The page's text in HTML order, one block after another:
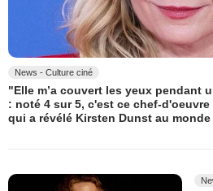
News - Culture ciné
"Elle m’a couvert les yeux pendant
: noté 4 sur 5, c'est ce chef-
qui a révélé Kirsten Dunst au